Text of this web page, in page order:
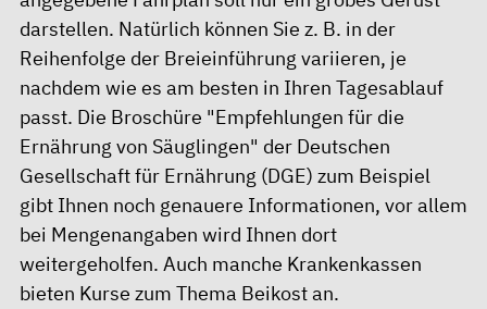
darstellen. Natürlich können Sie z. B. in der
Reihenfolge der Breieinführung variieren, je
nachdem wie es am besten in Ihren Tagesablauf
passt. Die Broschüre "Empfehlungen für die
Ernährung von Säuglingen" der Deutschen
Gesellschaft für Ernährung (DGE) zum Beispiel
gibt Ihnen noch genauere Informationen, vor allem
bei Mengenangaben wird Ihnen dort
weitergeholfen. Auch manche Krankenkassen
bieten Kurse zum Thema Beikost an.